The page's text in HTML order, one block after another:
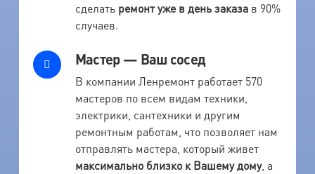
сделать ремонт уже в день заказав 90%
случаев.
Мастер — Ваш сосед
В компании Ленремонт работает 570
мастеров по всем видам техники,
электрики, сантехники и другим
ремонтным работам, что позволяет нам
отправлять мастера, который живет
максимально близко к Вашему дому, а